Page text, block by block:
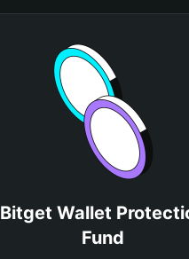
Bitget Wallet
Fund